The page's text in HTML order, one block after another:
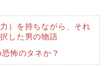
）を持ちながら、それ
した男の物語
怖のタネか？